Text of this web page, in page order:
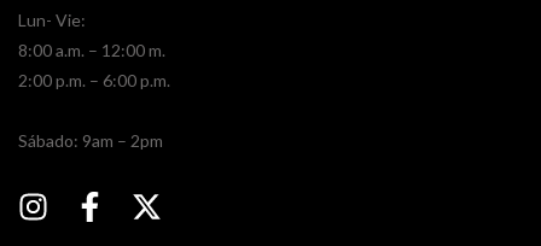
Lun- Vie:
8:00 a.m. – 12:00 m.
2:00 p.m. – 6:00 p.m.
​​Sábado: 9am – 2pm